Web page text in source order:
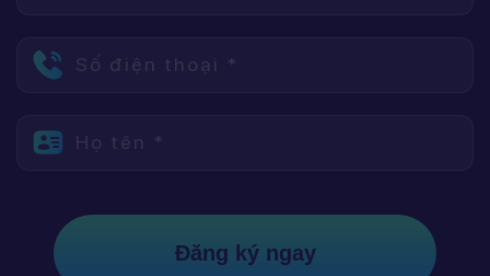
Số điện thoại *
Họ tên *
Đăng ký ngay